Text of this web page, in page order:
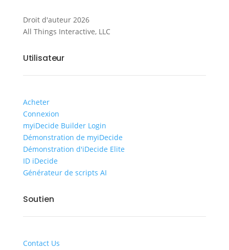
Droit d'auteur 2026
All Things Interactive, LLC
Utilisateur
Acheter
Connexion
myiDecide Builder Login
Démonstration de myiDecide
Démonstration d'iDecide Elite
ID iDecide
Générateur de scripts AI
Soutien
Contact Us